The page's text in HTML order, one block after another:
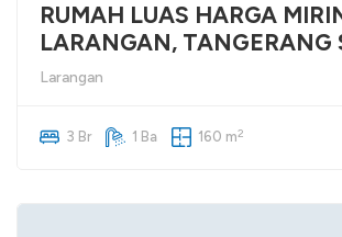
RUMAH LUAS HARGA
LARANGAN, TANGERANG
Larangan
3 Br 1 Ba 160 m2